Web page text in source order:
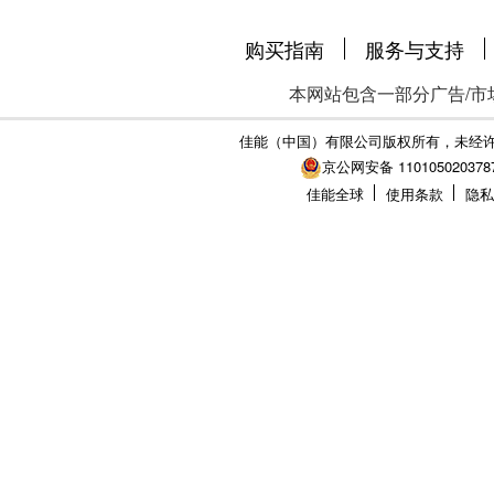
购买指南 服务与支持
本网站包含一部分广告/
佳能（中国）有限公司版权所有，未经
京公网安备
佳能全球
使用条款 隐